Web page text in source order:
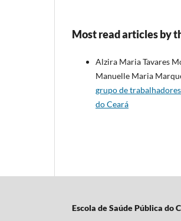
Most read articles by
Alzira Maria Tavares
Manuelle Maria
grupo de trabalhadores
do Ceará
Escola de Saúde Pública do